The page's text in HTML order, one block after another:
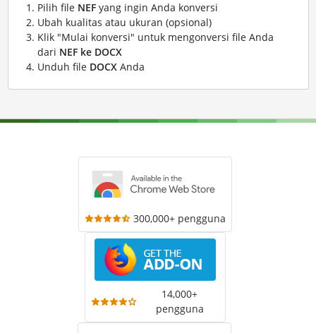
Pilih file NEFyang ingin Anda konversi
Ubah kualitas atau ukuran (opsional)
Klik "Mulai konversi" untuk mengonversi file Anda
dari NEF ke DOCX
Unduh file DOCXAnda
300,000+ pengguna
14,000+
pengguna